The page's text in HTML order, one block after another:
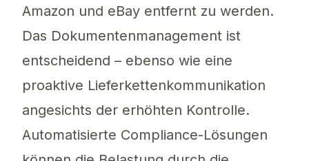
Amazon und eBay entfernt zu werden.
Das Dokumentenmanagement ist
entscheidend – ebenso wie eine
proaktive Lieferkettenkommunikation
angesichts der erhöhten Kontrolle.
Automatisierte Compliance-Lösungen